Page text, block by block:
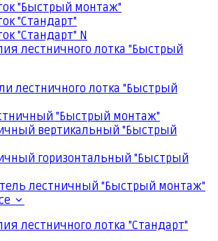
"Быстрый монтаж"
"Стандарт"
"Стандарт" N
лестничного лотка "Быстрый
лестничного лотка "Быстрый
"Быстрый монтаж"
вертикальный "Быстрый
горизонтальный "Быстрый
лестничный "Быстрый монтаж"
лестничного лотка "Стандарт"